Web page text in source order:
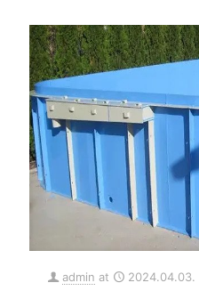
admin at 2024.04.03.